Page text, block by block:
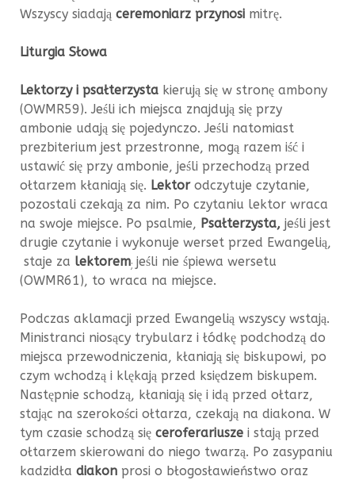
Wszyscy siadają ceremoniarz przynosi mitrę.
Liturgia Słowa
Lektorzy i psałterzysta kierują się w stronę ambony
(OWMR59). Jeśli ich miejsca znajdują się przy
ambonie udają się pojedynczo. Jeśli natomiast
prezbiterium jest przestronne, mogą razem iść i
ustawić się przy ambonie, jeśli przechodzą przed
ołtarzem kłaniają się. Lektorodczytuje czytanie,
pozostali czekają za nim. Po czytaniu lektor wraca
na swoje miejsce. Po psalmie, Psałterzysta, jeśli jest
drugie czytanie i wykonuje werset przed Ewangelią,
staje za lektorem;jeśli nie śpiewa wersetu
(OWMR61), to wraca na miejsce.
Podczas aklamacji przed Ewangelią wszyscy wstają.
Ministranci niosący trybularz i łódkę podchodzą do
miejsca przewodniczenia, kłaniają się biskupowi, po
czym wchodzą i klękają przed księdzem biskupem.
Następnie schodzą, kłaniają się i idą przed ołtarz,
stając na szerokości ołtarza, czekają na diakona. W
tym czasie schodzą się ceroferariusze i stają przed
ołtarzem skierowani do niego twarzą. Po zasypaniu
kadzidła diakon prosi o błogosławieństwo oraz